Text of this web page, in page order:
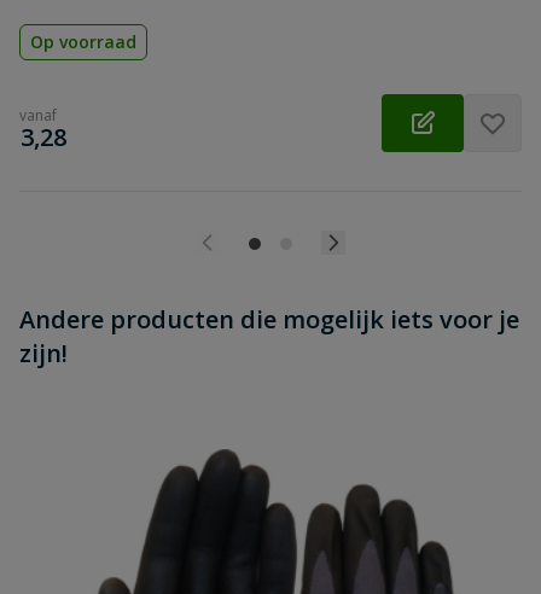
Op voorraad
vanaf
€
3,28
Andere producten die mogelijk iets voor je
zijn!